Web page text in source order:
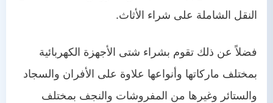
النقل الشاملة على شراء الأثاث.
فضلاً عن ذلك تقوم بشراء شتى الأجهزة الكهربائية
بمختلف ماركاتها وأنواعها علاوة على الأفران والسجاد
والستائر وغيرها من المفروشات والنجف بمختلف